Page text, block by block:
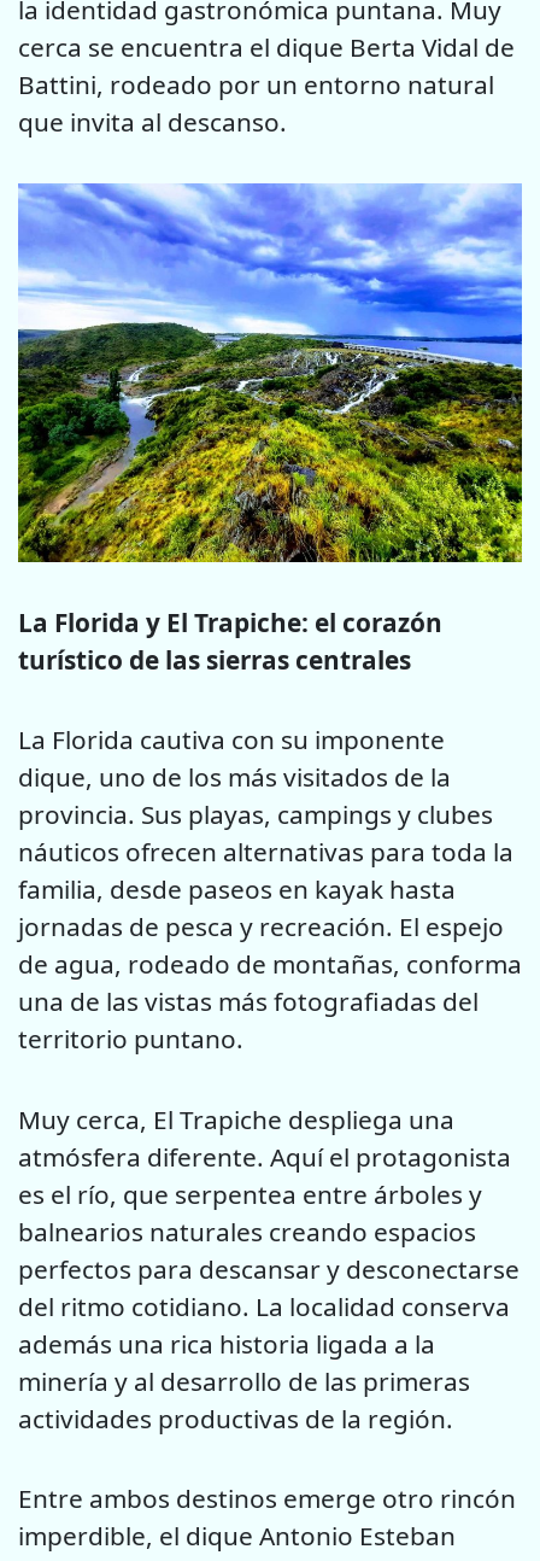
la identidad gastronómica puntana. Muy
cerca se encuentra el dique Berta Vidal de
Battini, rodeado por un entorno natural
que invita al descanso.
La Florida y El Trapiche: el corazón
turístico de las sierras centrales
La Florida cautiva con su imponente
dique, uno de los más visitados de la
provincia. Sus playas, campings y clubes
náuticos ofrecen alternativas para toda la
familia, desde paseos en kayak hasta
jornadas de pesca y recreación. El espejo
de agua, rodeado de montañas, conforma
una de las vistas más fotografiadas del
territorio puntano.
Muy cerca, El Trapiche despliega una
atmósfera diferente. Aquí el protagonista
es el río, que serpentea entre árboles y
balnearios naturales creando espacios
perfectos para descansar y desconectarse
del ritmo cotidiano. La localidad conserva
además una rica historia ligada a la
minería y al desarrollo de las primeras
actividades productivas de la región.
Entre ambos destinos emerge otro rincón
imperdible, el dique Antonio Esteban